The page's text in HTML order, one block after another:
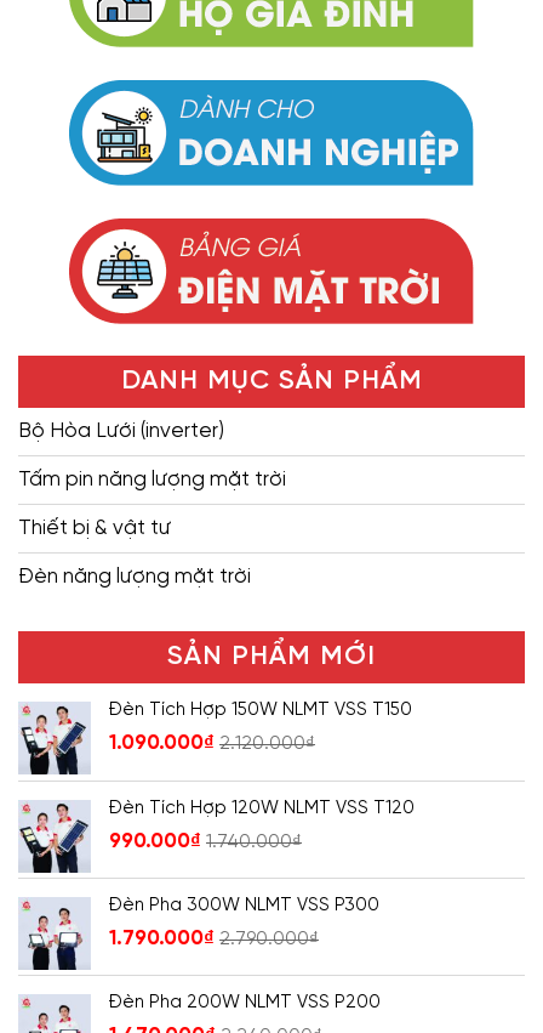
DANH MỤC SẢN PHẨM
Bộ Hòa Lưới (inverter)
Tấm pin năng lượng mặt trời
Thiết bị & vật tư
Đèn năng lượng mặt trời
SẢN PHẨM MỚI
Đèn Tích Hợp 150W NLMT VSS T150
1.090.000₫ 2.120.000₫
Đèn Tích Hợp 120W NLMT VSS T120
990.000₫ 1.740.000₫
Đèn Pha 300W NLMT VSS P300
1.790.000₫ 2.790.000₫
Đèn Pha 200W NLMT VSS P200